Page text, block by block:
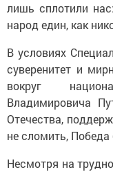
лишь сплотили
народ един, как
В условиях
суверенитет и
вокруг
Владимировича
Отечества,
не сломить, Победа
Несмотря на